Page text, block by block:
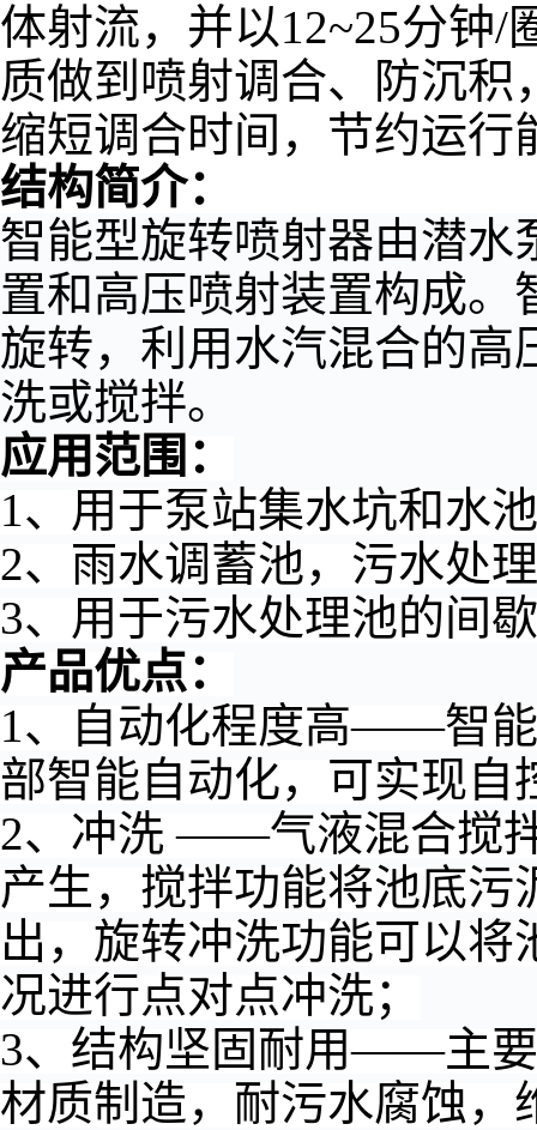
体射流，并以12~25分钟/
质做到喷射调合、防沉
缩短调合时间，节约运行
结构简介：
智能型旋转喷射器由潜水
置和高压喷射装置构成
旋转，利用水汽混合的高
洗或搅拌。
应用范围：
1、用于泵站集水坑和水
2、雨水调蓄池，污水处
3、用于污水处理池的间
产品优点：
1、自动化程度高——智
部智能自动化，可实现自
2、冲洗 ——气液混合搅
产生，搅拌功能将池底
出，旋转冲洗功能可以
况进行点对点冲洗；
3、结构坚固耐用——主要
材质制造，耐污水腐蚀，